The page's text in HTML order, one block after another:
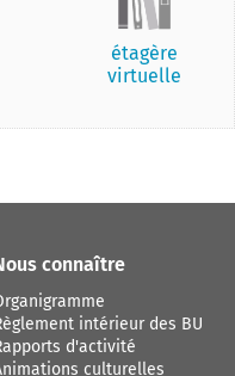
étagère
virtuelle
connaître
intérieur des BU
d'activité
culturelles